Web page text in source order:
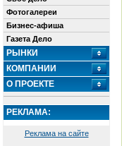
Фотогалереи
Бизнес-афиша
Газета Дело
РЫНКИ
КОМПАНИИ
О ПРОЕКТЕ
РЕКЛАМА:
Реклама на сайте